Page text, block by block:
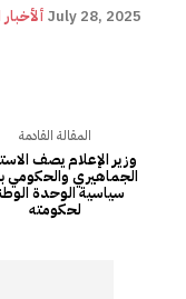
July 28, 2025
المقالة القادمة
وزير الإعلام يصف
الجماهيري والحكومي
سياسية الوحدة
لحكومته